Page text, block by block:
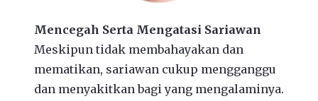
Mencegah Serta Mengatasi Sariawan
Meskipun tidak membahayakan dan
mematikan, sariawan cukup mengganggu
dan menyakitkan bagi yang mengalaminya.